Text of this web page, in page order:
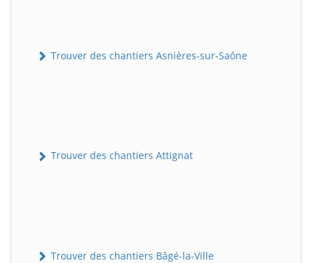
Trouver des chantiers Asnières-sur-Saône
Trouver des chantiers Attignat
Trouver des chantiers Bâgé-la-Ville